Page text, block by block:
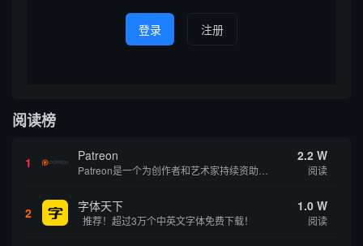
登录 注册
阅读榜
1 Patreon 2.2 W
阅读
2 字体天下
推荐！超过3万个中英文字体免费下载！
1.0 W
阅读